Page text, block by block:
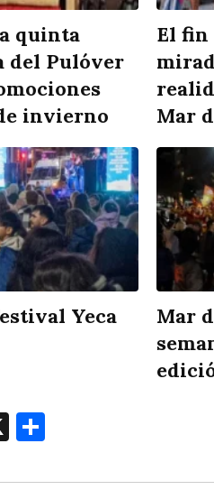
quinta
del Pulóver
invierno
El fin
Mar
Yeca
Mar
X